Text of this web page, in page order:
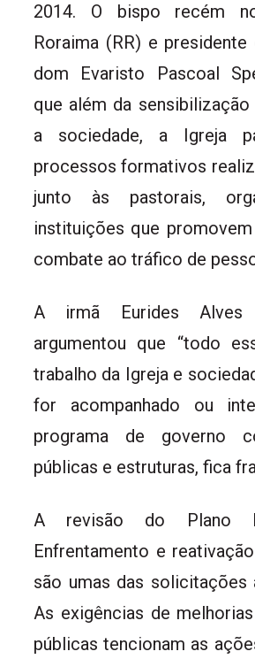
2014. O bispo recém
Roraima (RR) e presidente
dom Evaristo Pascoal
que além da
a sociedade, a Igreja
processos formativos
junto às pastorais,
instituições que
combate ao tráfico de
A irmã Eurides Alves
argumentou que “todo
trabalho da Igreja e
for acompanhado ou
programa de governo
públicas e estruturas, fica
A revisão do Plano
Enfrentamento e
são umas das solicitações
As exigências de
públicas tencionam as